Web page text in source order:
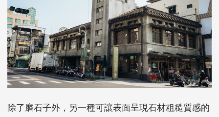
除了磨石子外，另一種可讓表面呈現石材粗糙質感的